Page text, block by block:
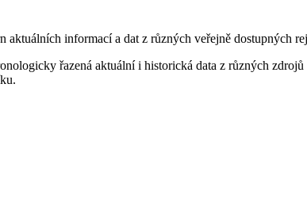
aktuálních informací a dat z různých veřejně dostupných
řazená aktuální i historická data z různých